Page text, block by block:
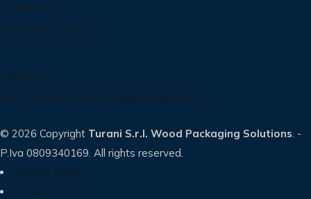
© 2026 Copyright Turani S.r.l. Wood Packaging Solutions. -
P.Iva 0809340169. All rights reserved.
Privacy Policy
Cookie Policy